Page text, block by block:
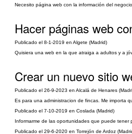
Necesito página web con la información del
Hacer páginas web
Publicado el 8-1-2019 en Algete (Madrid)
Quisiera una web en la que atraiga a adultos y a
Crear un nuevo sitio
Publicado el 26-9-2023 en Alcalá de Henares
Es para una administracion de fincas. Me importa
Publicado el 7-10-2019 en Coslada (Madrid)
Informarme de las oportunidades que puede tener
Publicado el 29-6-2020 en Torrejón de Ardoz